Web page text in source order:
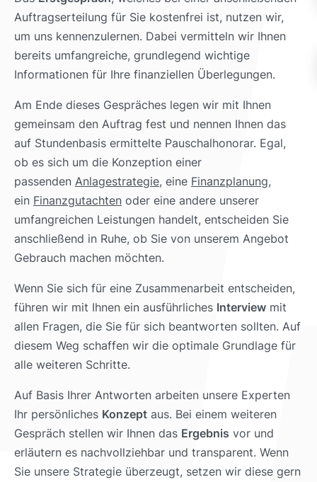
Auftragserteilung für Sie kostenfrei ist, nutzen wir,
um uns kennenzulernen. Dabei vermitteln wir Ihnen
bereits umfangreiche, grundlegend wichtige
Informationen für Ihre finanziellen Überlegungen.
Am Ende dieses Gespräches legen wir mit Ihnen
gemeinsam den Auftrag fest und nennen Ihnen das
auf Stundenbasis ermittelte Pauschalhonorar. Egal,
ob es sich um die Konzeption einer
passenden Anlagestrategie, eine Finanzplanung,
ein Finanzgutachten oder eine andere unserer
umfangreichen Leistungen handelt, entscheiden Sie
anschließend in Ruhe, ob Sie von unserem Angebot
Gebrauch machen möchten.
Wenn Sie sich für eine Zusammenarbeit entscheiden,
führen wir mit Ihnen ein ausführliches Interview mit
allen Fragen, die Sie für sich beantworten sollten. Auf
diesem Weg schaffen wir die optimale Grundlage für
alle weiteren Schritte.
Auf Basis Ihrer Antworten arbeiten unsere Experten
Ihr persönliches Konzept aus. Bei einem weiteren
Gespräch stellen wir Ihnen das Ergebnis vor und
erläutern es nachvollziehbar und transparent. Wenn
Sie unsere Strategie überzeugt, setzen wir diese gern